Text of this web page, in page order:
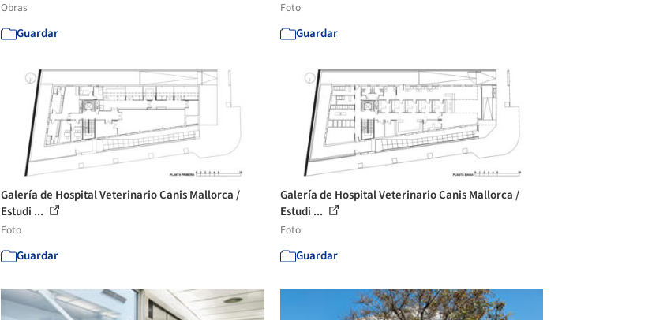
Obras
Guardar
Foto
Guardar
Galería de Hospital Veterinario Canis Mallorca /
Estudi ...
Foto
Guardar
Galería de Hospital Veterinario Canis Mallorca /
Estudi ...
Foto
Guardar